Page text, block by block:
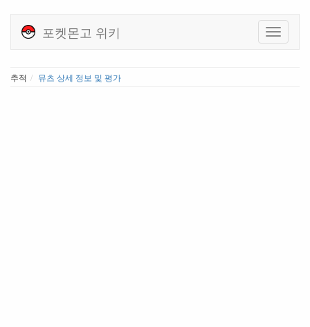
포켓몬고 위키
추적 뮤츠 상세 정보 및 평가